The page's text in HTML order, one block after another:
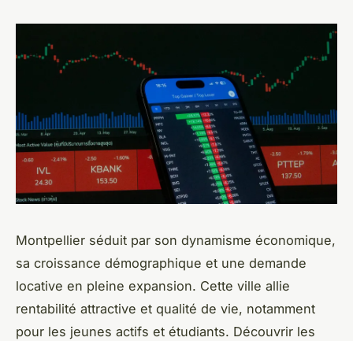
Montpellier séduit par son dynamisme économique,
sa croissance démographique et une demande
locative en pleine expansion. Cette ville allie
rentabilité attractive et qualité de vie, notamment
pour les jeunes actifs et étudiants. Découvrir les